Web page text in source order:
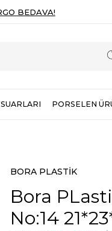
BEDAVA!
PORSELEN
BORA PLASTİK
Bora
No:14